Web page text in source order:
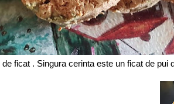
ficat . Singura cerinta este un ficat de pui